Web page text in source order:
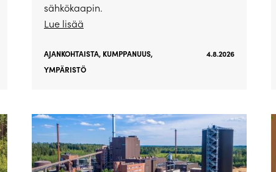
sähkökaapin.
Lue lisää
AJANKOHTAISTA, KUMPPANUUS,
YMPÄRISTÖ
4.8.2026